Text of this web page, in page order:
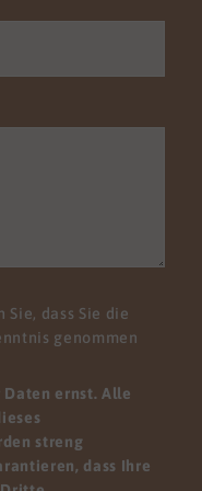
dass Sie die
genommen
Daten ernst. Alle
streng
dass Ihre